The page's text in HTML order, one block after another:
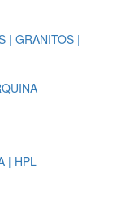
| GRANITOS |
| HPL